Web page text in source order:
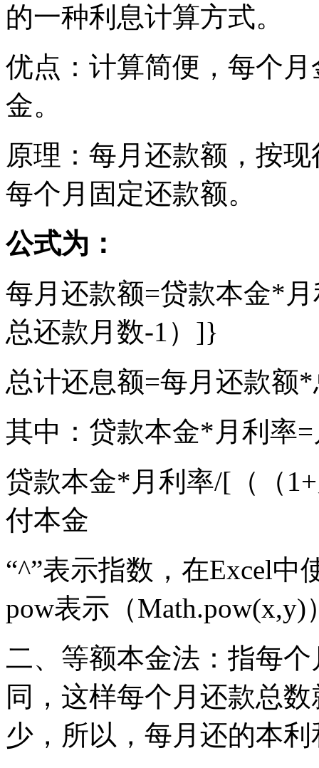
的一种利息计算方式。
优点：计算简便，每个
金。
原理：每月还款额，按
每个月固定还款额。
公式为：
每月还款额=贷款本金*
总还款月数-1）]}
总计还息额=每月还款额
其中：贷款本金*月利率
贷款本金*月利率/[（（
付本金
“^”表示指数，在Excel中
pow表示（Math.pow(x,y)
二、等额本金法：指每
同，这样每个月还款总
少，所以，每月还的本